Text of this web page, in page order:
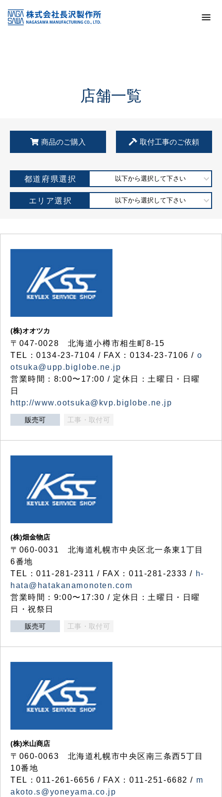
KSS加盟店・取扱店情報
店舗一覧
店舗一覧
商品のご購入 取付工事のご依頼
都道府県選択 以下から選択して下さい
エリア選択 以下から選択して下さい
(株)オオツカ
〒047-0028 北海道小樽市相生町8-15
TEL：0134-23-7104 / FAX：0134-23-7106 / o
otsuka@upp.biglobe.ne.jp
営業時間：8:00〜17:00 / 定休日：土曜日・日曜
日
http://www.ootsuka@kvp.biglobe.ne.jp
販売可 工事・取付可
(株)畑金物店
〒060-0031 北海道札幌市中央区北一条東1丁目
6番地
TEL：011-281-2311 / FAX：011-281-2333 / h-
hata@hatakanamonoten.com
営業時間：9:00〜17:30 / 定休日：土曜日・日曜
日・祝祭日
販売可 工事・取付可
(株)米山商店
〒060-0063 北海道札幌市中央区南三条西5丁目
10番地
TEL：011-261-6656 / FAX：011-251-6682 / m
akoto.s@yoneyama.co.jp